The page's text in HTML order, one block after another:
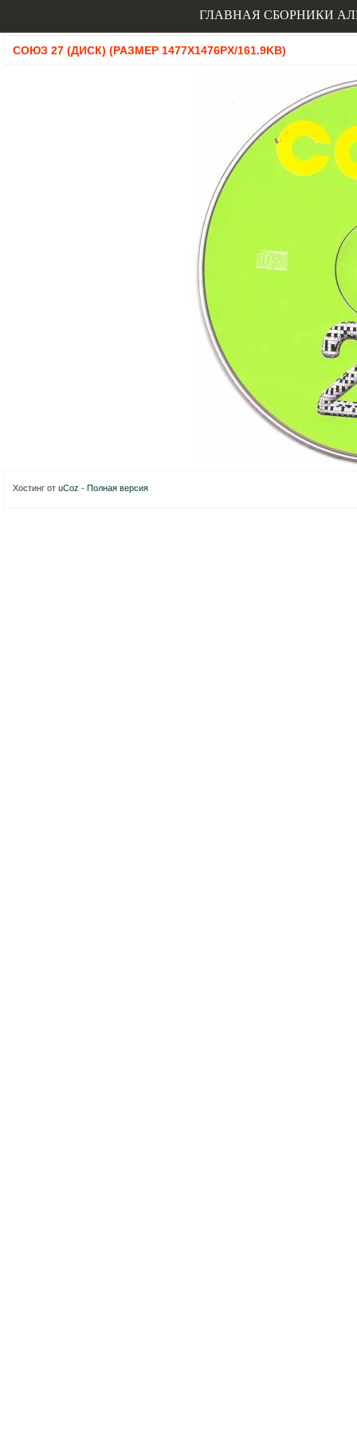
ГЛАВНАЯ СБОРНИКИ
СОЮЗ 27 (ДИСК) (РАЗМЕР 1477X1476PX/161.9KB)
Хостинг от uCoz - Полная версия